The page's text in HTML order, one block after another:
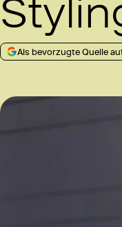
Als bevorzugte Quelle